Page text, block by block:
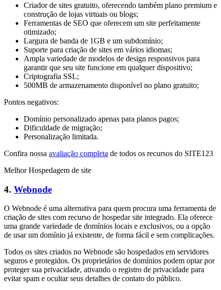
Criador de sites gratuito, oferecendo também plano premium e
construção de lojas virtuais ou blogs;
Ferramentas de SEO que oferecem um site perfeitamente
otimizado;
Largura de banda de 1GB e um subdomínio;
Suporte para criação de sites em vários idiomas;
Ampla variedade de modelos de design responsivos para
garantir que seu site funcione em qualquer dispositivo;
Criptografia SSL;
500MB de armazenamento disponível no plano gratuito;
Pontos negativos:
Domínio personalizado apenas para planos pagos;
Dificuldade de migração;
Personalização limitada.
Confira nossa avaliação completa de todos os recursos do SITE123
Melhor Hospedagem de site
4. Webnode
O Webnode é uma alternativa para quem procura uma ferramenta de
criação de sites com recurso de hospedar site integrado. Ela oferece
uma grande variedade de domínios locais e exclusivos, ou a opção
de usar um domínio já existente, de forma fácil e sem complicações.
Todos os sites criados no Webnode são hospedados em servidores
seguros e protegidos. Os proprietários de domínios podem optar por
proteger sua privacidade, ativando o registro de privacidade para
evitar spam e ocultar seus detalhes de contato do público.